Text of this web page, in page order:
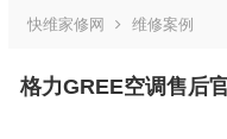
快维家修网 维修案例
格力GREE空调售后